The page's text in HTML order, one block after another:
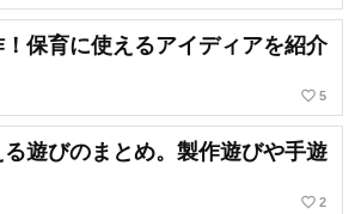
！保育に使えるアイディアを紹介
favorite_border 5
遊びのまとめ。製作遊びや手遊
favorite_border 2